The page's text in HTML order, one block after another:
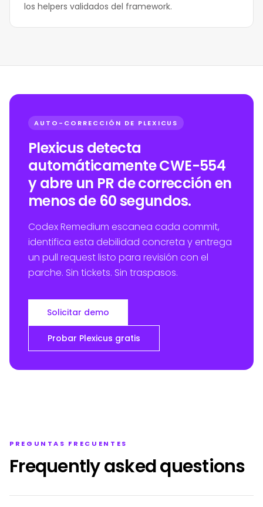
los helpers validados del framework.
AUTO-CORRECCIÓN DE PLEXICUS
Plexicus detecta
automáticamente CWE-554
y abre un PR de corrección en
menos de 60 segundos.
Codex Remedium escanea cada commit,
identifica esta debilidad concreta y entrega
un pull request listo para revisión con el
parche. Sin tickets. Sin traspasos.
Solicitar demo
Probar Plexicus gratis
PREGUNTAS FRECUENTES
Frequently asked questions